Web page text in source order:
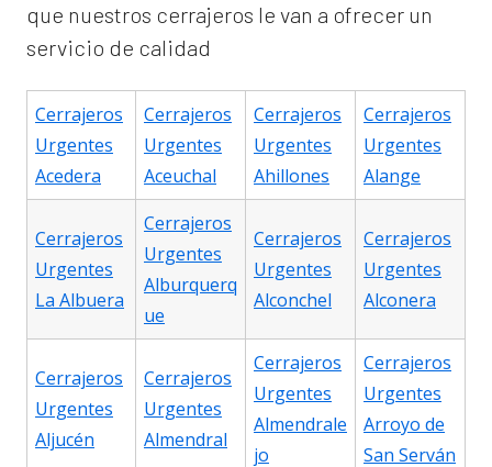
que nuestros cerrajeros le van a ofrecer un
servicio de calidad
Cerrajeros
Urgentes
Acedera
Cerrajeros
Urgentes
Aceuchal
Cerrajeros
Urgentes
Ahillones
Cerrajeros
Urgentes
Alange
Cerrajeros
Urgentes
La Albuera
Cerrajeros
Urgentes
Alburquerq
ue
Cerrajeros
Urgentes
Alconchel
Cerrajeros
Urgentes
Alconera
Cerrajeros
Urgentes
Aljucén
Cerrajeros
Urgentes
Almendral
Cerrajeros
Urgentes
Almendrale
jo
Cerrajeros
Urgentes
Arroyo de
San Serván